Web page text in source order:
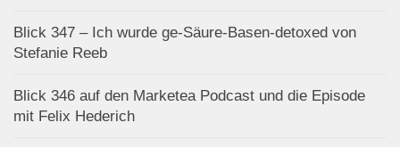
Blick 347 – Ich wurde ge-Säure-Basen-detoxed von
Stefanie Reeb
Blick 346 auf den Marketea Podcast und die Episode
mit Felix Hederich